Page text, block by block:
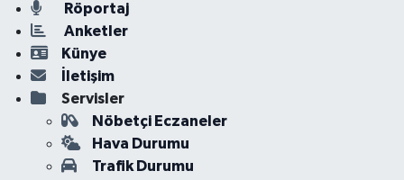
Röportaj
Anketler
Künye
İletişim
Servisler
Nöbetçi Eczaneler
Hava Durumu
Trafik Durumu